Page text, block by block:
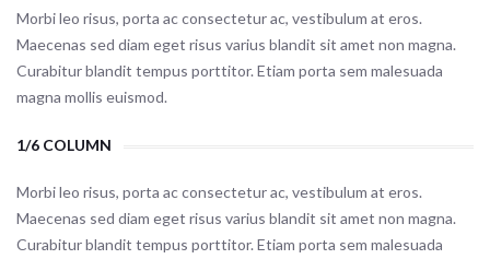
Morbi leo risus, porta ac consectetur ac, vestibulum at eros.
Maecenas sed diam eget risus varius blandit sit amet non magna.
Curabitur blandit tempus porttitor. Etiam porta sem malesuada
magna mollis euismod.
1/6 COLUMN
Morbi leo risus, porta ac consectetur ac, vestibulum at eros.
Maecenas sed diam eget risus varius blandit sit amet non magna.
Curabitur blandit tempus porttitor. Etiam porta sem malesuada